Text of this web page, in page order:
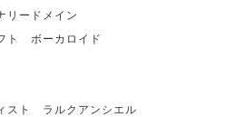
ードメイン
ト ボーカロイド
スト ラルクアンシエル